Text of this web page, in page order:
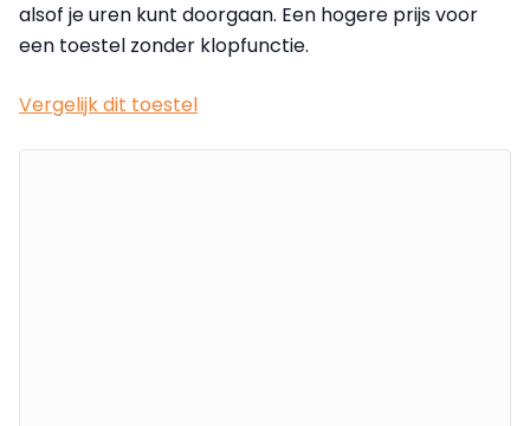
alsof je uren kunt doorgaan. Een hogere prijs voor
een toestel zonder klopfunctie.
Vergelijk dit toestel